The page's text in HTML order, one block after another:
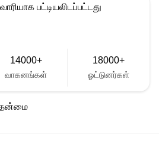
வாரியாக பட்டியலிடப்பட்டது
14000+
வாகனங்கள்
18000+
ஓட்டுனர்கள்